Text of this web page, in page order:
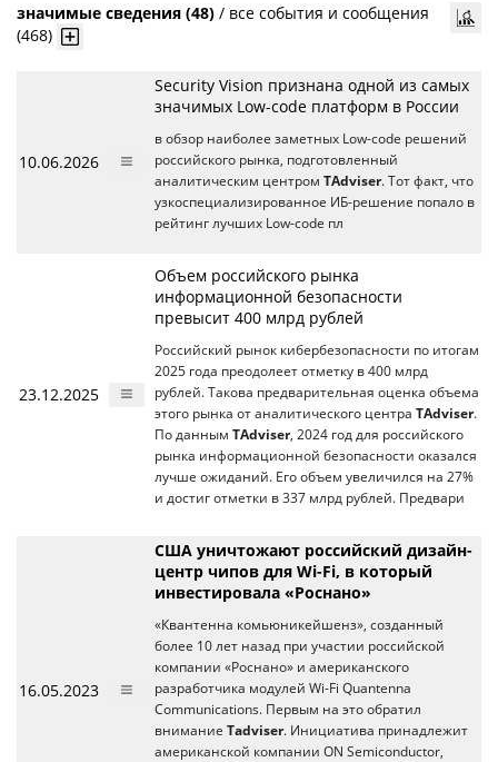
значимые сведения (48) / все события и сообщения
(468)
10.06.2026
Security Vision признана одной из самых
значимых Low-code платформ в России
в обзор наиболее заметных Low-code решений
российского рынка, подготовленный
аналитическим центром TAdviser. Тот факт, что
узкоспециализированное ИБ-решение попало в
рейтинг лучших Low-code пл
23.12.2025
Объем российского рынка
информационной безопасности
превысит 400 млрд рублей
Российский рынок кибербезопасности по итогам
2025 года преодолеет отметку в 400 млрд
рублей. Такова предварительная оценка объема
этого рынка от аналитического центра TAdviser.
По данным TAdviser, 2024 год для российского
рынка информационной безопасности оказался
лучше ожиданий. Его объем увеличился на 27%
и достиг отметки в 337 млрд рублей. Предвари
16.05.2023
США уничтожают российский дизайн-
центр чипов для Wi-Fi, в который
инвестировала «Роснано»
«Квантенна комьюникейшенз», созданный
более 10 лет назад при участии российской
компании «Роснано» и американского
разработчика модулей Wi-Fi Quantenna
Communications. Первым на это обратил
внимание Tadviser. Инициатива принадлежит
американской компании ON Semiconductor,